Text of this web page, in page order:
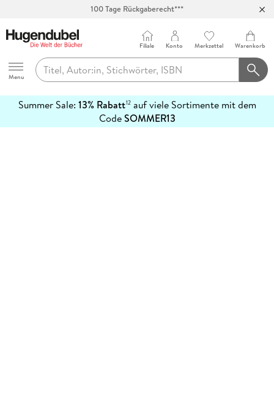
100 Tage Rückgaberecht***
Hugendubel
Menu
Filiale Konto Merkzettel Warenkorb
Summer Sale: 13% Rabatt12auf viele Sortimente mit dem
CodeSOMMER13
erfahren